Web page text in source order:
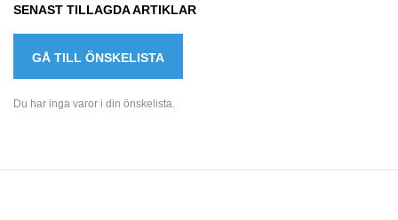
SENAST TILLAGDA ARTIKLAR
GÅ TILL ÖNSKELISTA
Du har inga varor i din önskelista.